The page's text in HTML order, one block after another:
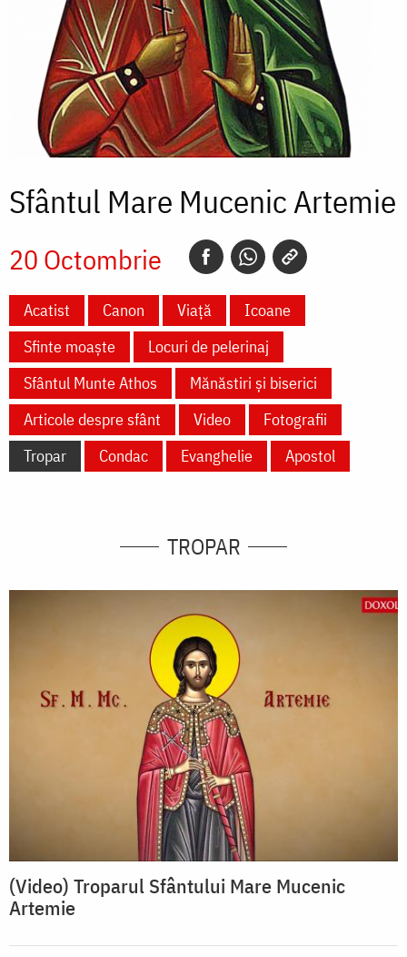
Sfântul Mare Mucenic Artemie
20 Octombrie
Acatist Canon Viață
Icoane
Sfinte moaște
Locuri de pelerinaj
Sfântul Munte Athos
Mănăstiri și biserici
Articole despre sfânt
Video
Fotografii
Tropar
Condac Evanghelie Apostol
TROPAR
(Video) Troparul Sfântului Mare Mucenic
Artemie